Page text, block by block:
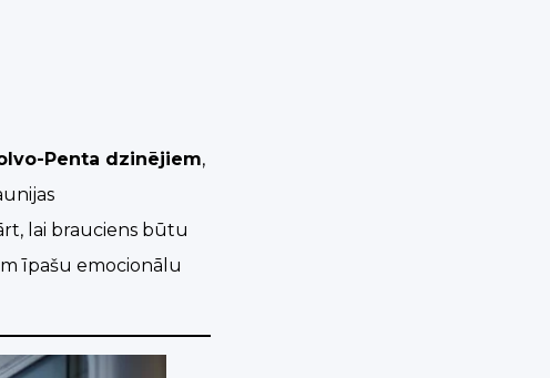
Penta dzinējiem,
lai brauciens būtu
īpašu emocionālu